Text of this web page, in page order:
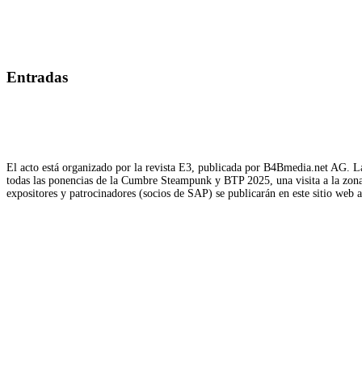
Entradas
El acto está organizado por la revista E3, publicada por B4Bmedia.net AG.
todas las ponencias de la Cumbre Steampunk y BTP 2025, una visita a la
expositores y patrocinadores (socios de SAP) se publicarán en este sitio web